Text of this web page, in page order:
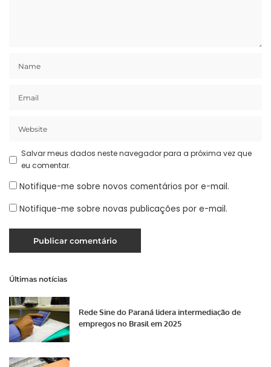
Salvar meus dados neste navegador para a próxima vez que
eu comentar.
Notifique-me sobre novos comentários por e-mail.
Notifique-me sobre novas publicações por e-mail.
Últimas notícias
Rede Sine do Paraná lidera intermediação de
empregos no Brasil em 2025